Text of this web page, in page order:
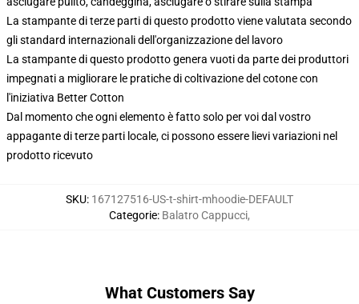
La stampante di terze parti di questo prodotto viene valutata secondo
gli standard internazionali dell'organizzazione del lavoro
La stampante di questo prodotto genera vuoti da parte dei produttori
impegnati a migliorare le pratiche di coltivazione del cotone con
l'iniziativa Better Cotton
Dal momento che ogni elemento è fatto solo per voi dal vostro
appagante di terze parti locale, ci possono essere lievi variazioni nel
prodotto ricevuto
SKU: 167127516-US-t-shirt-mhoodie-DEFAULT
Categorie: Balatro Cappucci,
What Customers Say